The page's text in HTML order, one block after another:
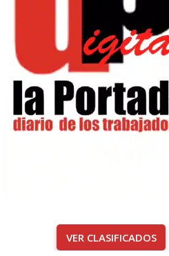
VER CLASIFICADOS